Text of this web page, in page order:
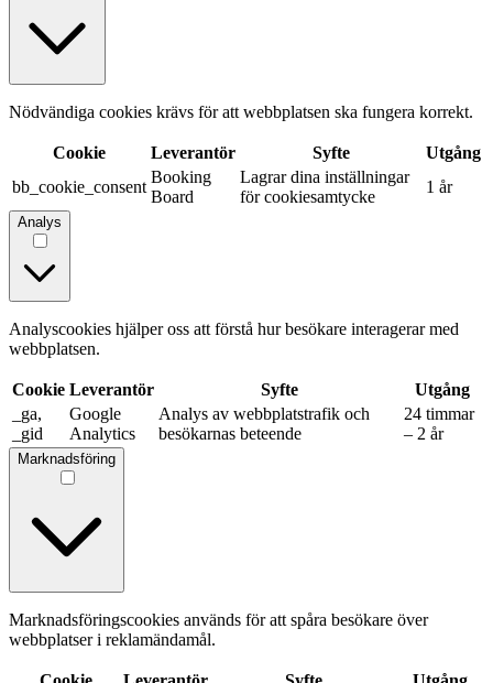
Nödvändiga cookies krävs för att webbplatsen ska fungera korrekt.
Cookie Leverantör Syfte
Utgång
bb_cookie_consent
Booking
Board
Lagrar dina inställningar
för cookiesamtycke
1 år
Analys
Analyscookies hjälper oss att förstå hur besökare interagerar med
webbplatsen.
Cookie Leverantör Syfte
Utgång
_ga,
_gid
Google
Analytics
Analys av webbplatstrafik och
besökarnas beteende
24 timmar
– 2 år
Marknadsföring
Marknadsföringscookies används för att spåra besökare över
webbplatser i reklamändamål.